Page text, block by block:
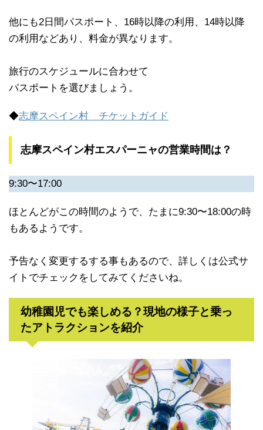
他にも2日間パスポート、16時以降の利用、14時以降
の利用などあり、料金が異なります。
旅行のスケジュールに合わせて
パスポートを選びましょう。
◆志摩スペイン村 チケットガイド
志摩スペイン村エスパーニャの営業時間は？
9:30〜17:00
ほとんどがこの時間のようで、たまに9:30〜18:00の時
もあるようです。
予告なく変更するする事もあるので、詳しくは公式サ
イトでチェックをしてみてくださいね。
幼稚園児でも楽しめる？現地の様子と乗っ
たアトラクションを紹介